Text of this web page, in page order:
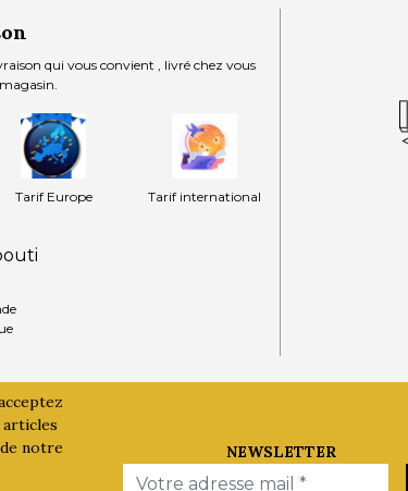
qui vous convient , livré chez vous
Tarif Europe Tarif international
articles
notre
NEWSLETTER
Email